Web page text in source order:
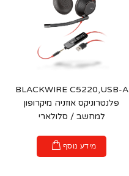
BLACKWIRE C5220,USB-A
פלנטרוניקס אוזניה מיקרופון
למחשב / סלולארי
מידע נוסף